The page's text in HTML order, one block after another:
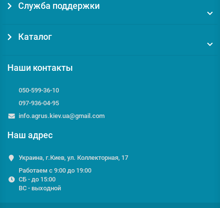
Служба поддержки
Каталог
Наши контакты
050-599-36-10
097-936-04-95
info.agrus.kiev.ua@gmail.com
Наш адрес
Украина, г.Киев, ул. Коллекторная, 17
Работаем с 9:00 до 19:00
СБ - до 15:00
ВС - выходной